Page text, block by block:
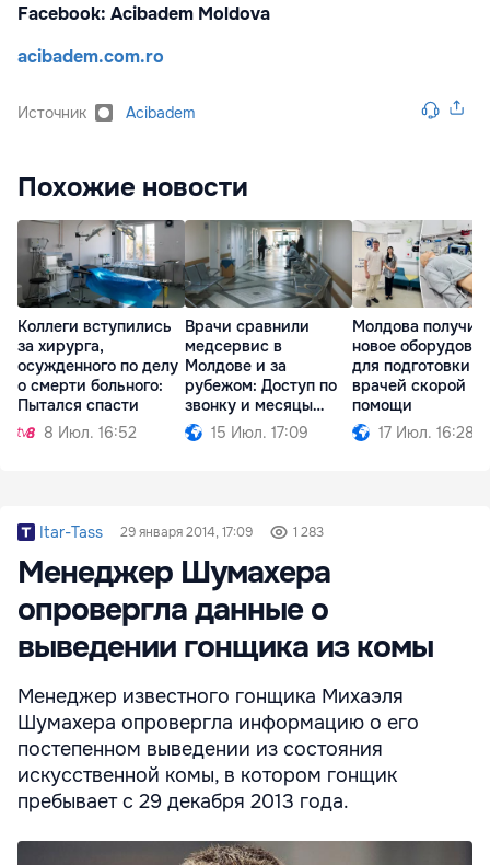
Facebook: Acibadem Moldova
acibadem.com.ro
Источник Acibadem
Похожие новости
Коллеги вступились
за хирурга,
осужденного по делу
о смерти больного:
Пытался спасти
8 Июл. 16:52
Врачи сравнили
медсервис в
Молдове и за
рубежом: Доступ по
звонку и месяцы
ожидания
15 Июл. 17:09
Молдова
новое
для подготовки
врачей скорой
помощи
17 Июл. 16:28
Itar-Tass 29 января 2014, 17:09 1 283
Менеджер Шумахера
опровергла данные о
выведении гонщика из комы
Менеджер известного гонщика Михаэля
Шумахера опровергла информацию о его
постепенном выведении из состояния
искусственной комы, в котором гонщик
пребывает с 29 декабря 2013 года.